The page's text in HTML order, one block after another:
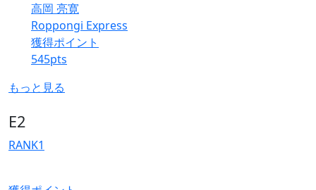
高岡 亮寛
Roppongi Express
獲得ポイント
545pts
もっと見る
E2
RANK1